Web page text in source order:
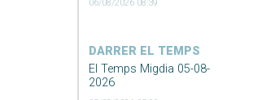
06/08/2026 08:39
DARRER EL TEMPS
El Temps Migdia 05-08-
2026